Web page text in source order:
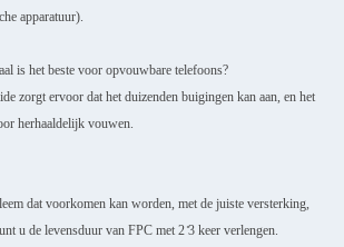
apparatuur).
is het beste voor opvouwbare telefoons?
zorgt ervoor dat het duizenden buigingen kan aan, en het
herhaaldelijk vouwen.
dat voorkomen kan worden, met de juiste versterking,
u de levensduur van FPC met 2 ̊3 keer verlengen.